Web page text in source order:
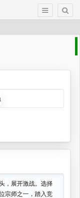
，展开激战。选择
宗师之一，踏入竞